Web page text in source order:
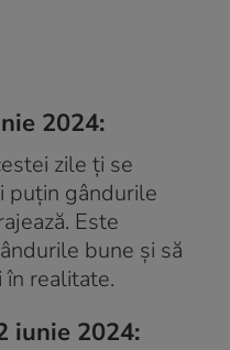
2024:
zile ți se
puțin gândurile
Este
bune și să
realitate.
iunie 2024: